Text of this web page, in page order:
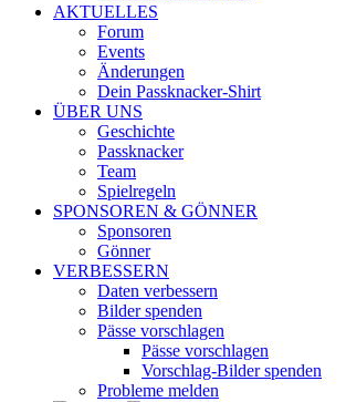
AKTUELLES
Forum
Events
Änderungen
Dein Passknacker-Shirt
ÜBER UNS
Geschichte
Passknacker
Team
Spielregeln
SPONSOREN & GÖNNER
Sponsoren
Gönner
VERBESSERN
Daten verbessern
Bilder spenden
Pässe vorschlagen
Pässe vorschlagen
Vorschlag-Bilder spenden
Probleme melden